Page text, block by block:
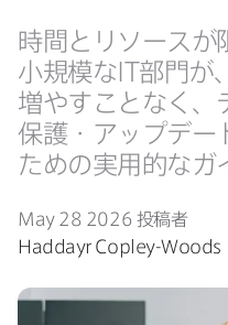
時間と​リソースが​
小規模な IT部​門が、
増やす​ことなく、​
保護・アップデー
ための​実用的な​ガ
May 28 2026 投稿者
Haddayr Copley-Woods